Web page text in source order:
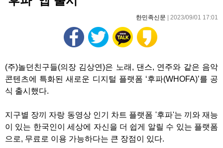
한민족신문 | 2023/09/01 17:01
(주)놀던친구들(의장 김상연)은 노래, 댄스, 연주와 같은 음악
콘텐츠에 특화된 새로운 디지털 플랫폼 ‘후파(WHOFA)’를 공
식 출시했다.
지구별 장끼 자랑 동영상 인기 차트 플랫폼 '후파'는 끼와 재능
이 있는 한국인이 세상에 자신을 더 쉽게 알릴 수 있는 플랫폼
으로, 무료로 이용 가능하다는 큰 장점이 있다.